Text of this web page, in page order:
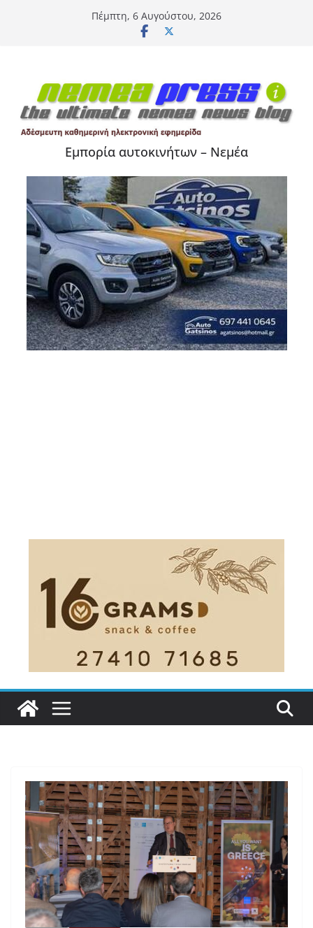
Πέμπτη, 6 Αυγούστου, 2026
Εμπορία αυτοκινήτων – Νεμέα